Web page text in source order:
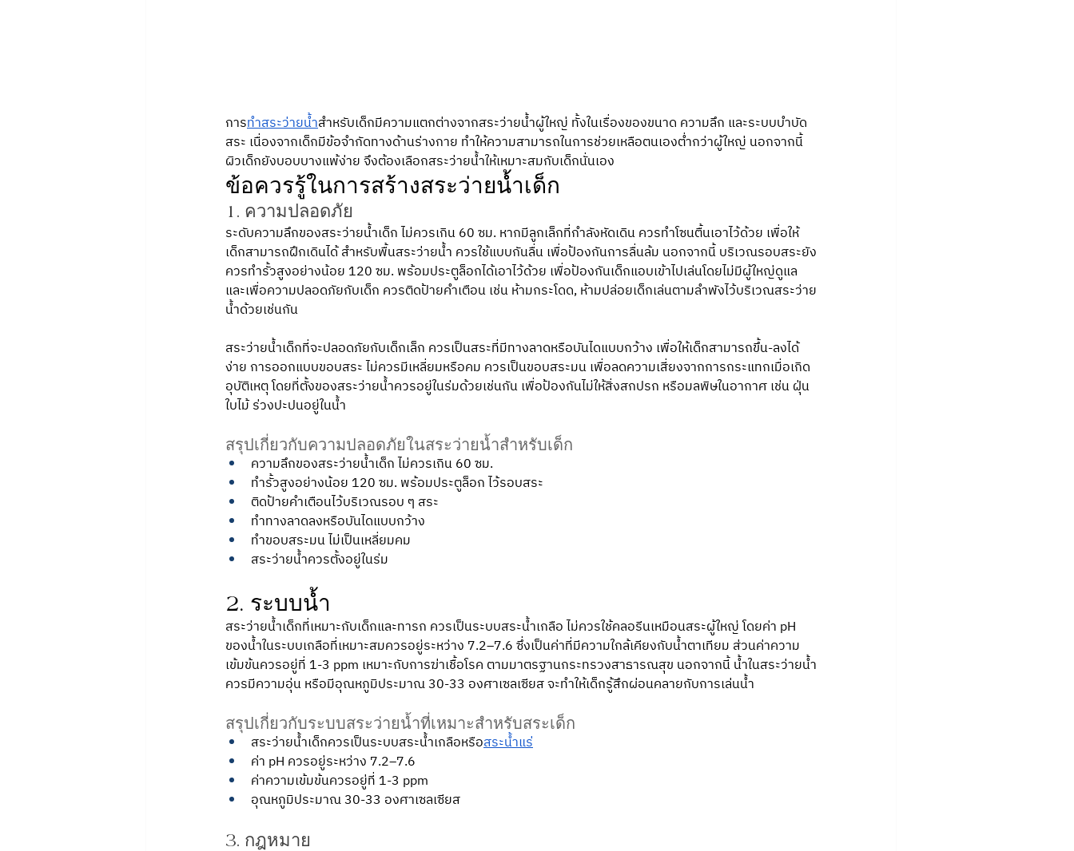
การทำสระว่ายน้ำสำหรับเด็กมีความแตกต่างจากสระว่ายน้ำผู้ใหญ่ ทั้งในเรื่องของขนาด ความลึก และระบบบำบัด
สระ เนื่องจากเด็กมีข้อจำกัดทางด้านร่างกาย ทำให้ความสามารถในการช่วยเหลือตนเองต่ำกว่าผู้ใหญ่ นอกจากนี้
ผิวเด็กยังบอบบางแพ้ง่าย จึงต้องเลือกสระว่ายน้ำให้เหมาะสมกับเด็กนั่นเอง
ข้อควรรู้ในการสร้างสระว่ายน้ำเด็ก
1. ความปลอดภัย
ระดับความลึกของสระว่ายน้ำเด็ก ไม่ควรเกิน 60 ซม. หากมีลูกเล็กที่กำลังหัดเดิน ควรทำโซนตื้นเอาไว้ด้วย เพื่อให้
เด็กสามารถฝึกเดินได้ สำหรับพื้นสระว่ายน้ำ ควรใช้แบบกันลื่น เพื่อป้องกันการลื่นล้ม นอกจากนี้ บริเวณรอบสระยัง
ควรทำรั้วสูงอย่างน้อย 120 ซม. พร้อมประตูล็อกได้เอาไว้ด้วย เพื่อป้องกันเด็กแอบเข้าไปเล่นโดยไม่มีผู้ใหญ่ดูแล
และเพื่อความปลอดภัยกับเด็ก ควรติดป้ายคำเตือน เช่น ห้ามกระโดด, ห้ามปล่อยเด็กเล่นตามลำพังไว้บริเวณสระว่าย
น้ำด้วยเช่นกัน
สระว่ายน้ำเด็กที่จะปลอดภัยกับเด็กเล็ก ควรเป็นสระที่มีทางลาดหรือบันไดแบบกว้าง เพื่อให้เด็กสามารถขึ้น-ลงได้
ง่าย การออกแบบขอบสระ ไม่ควรมีเหลี่ยมหรือคม ควรเป็นขอบสระมน เพื่อลดความเสี่ยงจากการกระแทกเมื่อเกิด
อุบัติเหตุ โดยที่ตั้งของสระว่ายน้ำควรอยู่ในร่มด้วยเช่นกัน เพื่อป้องกันไม่ให้สิ่งสกปรก หรือมลพิษในอากาศ เช่น ฝุ่น
ใบไม้ ร่วงปะปนอยู่ในน้ำ
สรุปเกี่ยวกับความปลอดภัยในสระว่ายน้ำสำหรับเด็ก
ความลึกของสระว่ายน้ำเด็ก ไม่ควรเกิน 60 ซม.
ทำรั้วสูงอย่างน้อย 120 ซม. พร้อมประตูล็อก ไว้รอบสระ
ติดป้ายคำเตือนไว้บริเวณรอบ ๆ สระ
ทำทางลาดลงหรือบันไดแบบกว้าง
ทำขอบสระมน ไม่เป็นเหลี่ยมคม
สระว่ายน้ำควรตั้งอยู่ในร่ม
2. ระบบน้ำ
สระว่ายน้ำเด็กที่เหมาะกับเด็กและทารก ควรเป็นระบบสระน้ำเกลือ ไม่ควรใช้คลอรีนเหมือนสระผู้ใหญ่ โดยค่า pH
ของน้ำในระบบเกลือที่เหมาะสมควรอยู่ระหว่าง 7.2–7.6 ซึ่งเป็นค่าที่มีความใกล้เคียงกับน้ำตาเทียม ส่วนค่าความ
เข้มข้นควรอยู่ที่ 1-3 ppm เหมาะกับการฆ่าเชื้อโรค ตามมาตรฐานกระทรวงสาธารณสุข นอกจากนี้ น้ำในสระว่ายน้ำ
ควรมีความอุ่น หรือมีอุณหภูมิประมาณ 30-33 องศาเซลเซียส จะทำให้เด็กรู้สึกผ่อนคลายกับการเล่นน้ำ
สรุปเกี่ยวกับระบบสระว่ายน้ำที่เหมาะสำหรับสระเด็ก
สระว่ายน้ำเด็กควรเป็นระบบสระน้ำเกลือหรือสระน้ำแร่
ค่า pH ควรอยู่ระหว่าง 7.2–7.6
ค่าความเข้มข้นควรอยู่ที่ 1-3 ppm
อุณหภูมิประมาณ 30-33 องศาเซลเซียส
3. กฎหมาย